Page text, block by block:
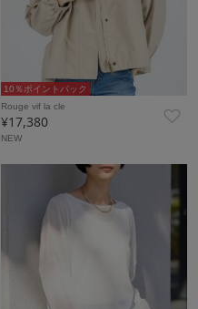
10％ポイントバック
Rouge vif la cle
¥17,380
NEW